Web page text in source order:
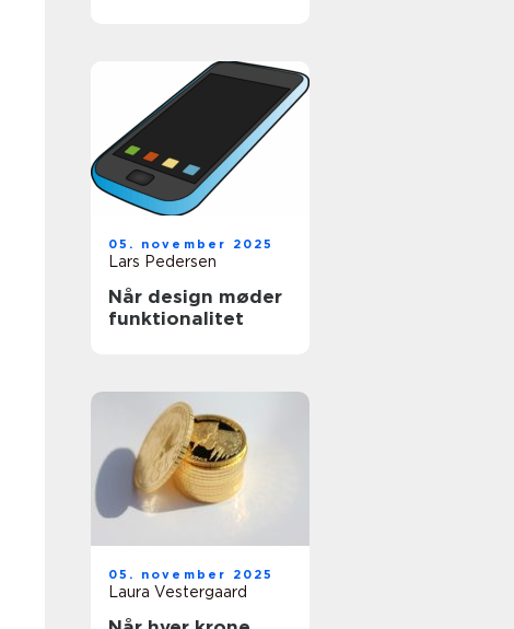
05. november 2025
Lars Pedersen
Når design møder
funktionalitet
05. november 2025
Laura Vestergaard